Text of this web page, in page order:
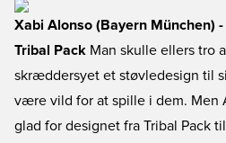
Xabi Alonso (Bayern München)
Tribal Pack Man skulle ellers tro
skræddersyet et støvledesign til
være vild for at spille i dem. Men
glad for designet fra Tribal Pack